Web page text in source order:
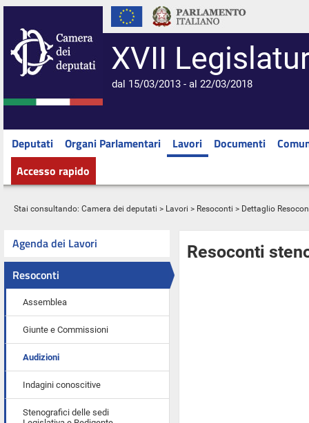
XVII
dal 15/03/2013 - al 22/03/2018
Deputati Organi Parlamentari Lavori Documenti
Accesso rapido
Stai consultando: Camera dei deputati > Lavori > Resoconti > Dettaglio
Agenda dei Lavori
Resoconti
Assemblea
Giunte e Commissioni
Audizioni
Indagini conoscitive
Stenografici delle sedi
Resoconti